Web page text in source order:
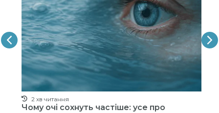
2 хв читання
Чому очі сохнуть частіше: усе про